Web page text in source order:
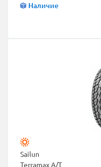
Наличие
Sailun
Terramax A/T